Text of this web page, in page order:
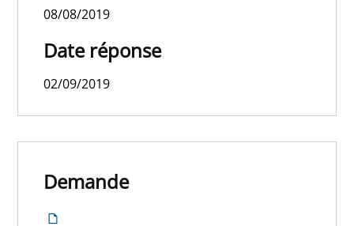
08/08/2019
Date réponse
02/09/2019
Demande